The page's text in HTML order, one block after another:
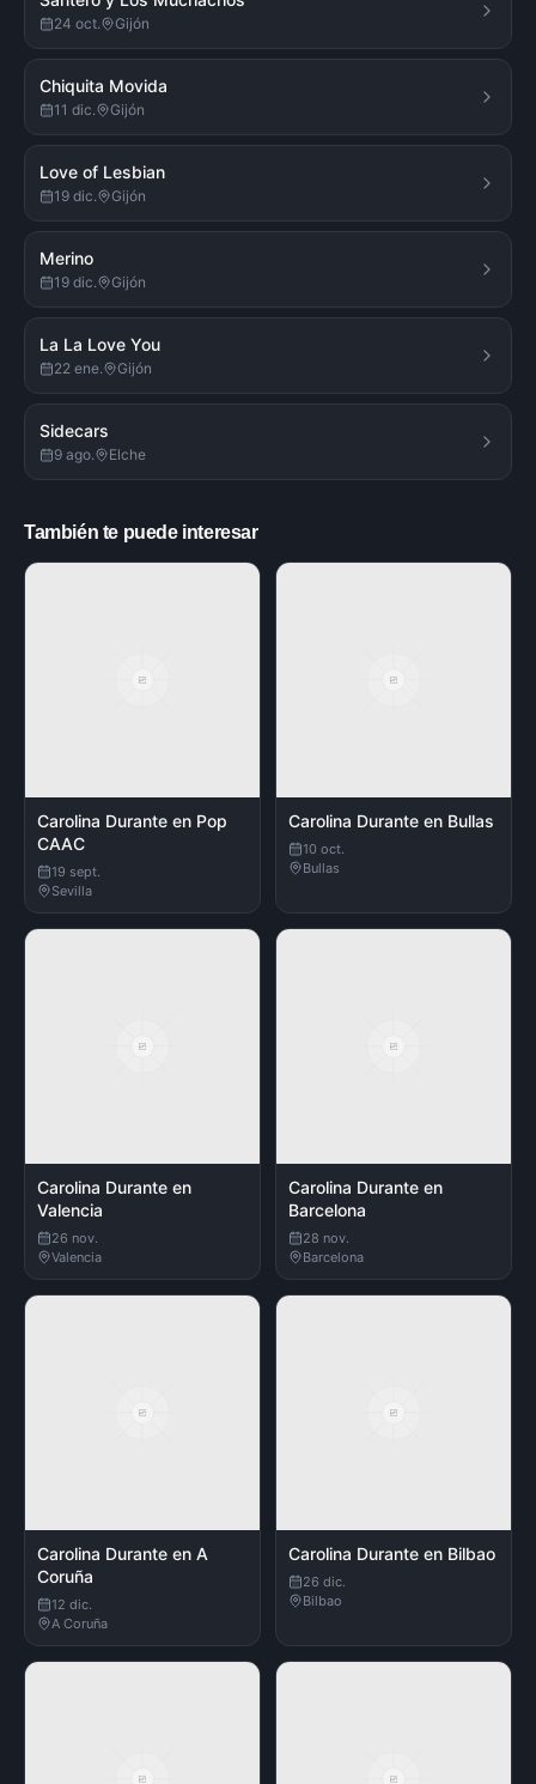
24 oct. Gijón
Chiquita Movida
11 dic. Gijón
Love of Lesbian
19 dic. Gijón
Merino
19 dic. Gijón
La La Love You
22 ene. Gijón
Sidecars
9 ago. Elche
También te puede interesar
Carolina Durante en Pop
CAAC
19 sept.
Sevilla
Carolina Durante en Bullas
10 oct.
Bullas
Carolina Durante en
Valencia
26 nov.
Valencia
Carolina Durante en
Barcelona
28 nov.
Barcelona
Carolina Durante en A
Coruña
12 dic.
A Coruña
Carolina Durante en Bilbao
26 dic.
Bilbao